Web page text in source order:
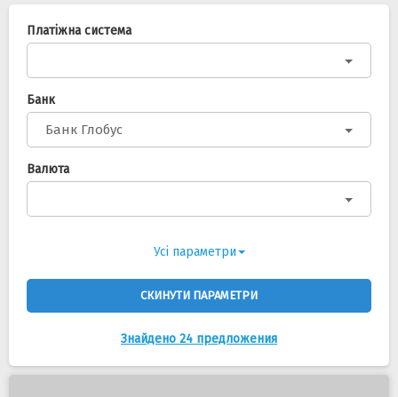
Платіжна система
Банк
Банк Глобус
Валюта
Усі параметри
СКИНУТИ ПАРАМЕТРИ
Знайдено 24 предложения